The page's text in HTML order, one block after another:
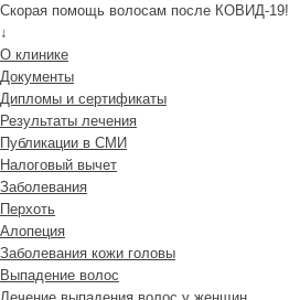
Скорая помощь волосам после КОВИД-19!
↓
О клинике
Документы
Дипломы и сертификаты
Результаты лечения
Публикации в СМИ
Налоговый вычет
Заболевания
Перхоть
Алопеция
Заболевания кожи головы
Выпадение волос